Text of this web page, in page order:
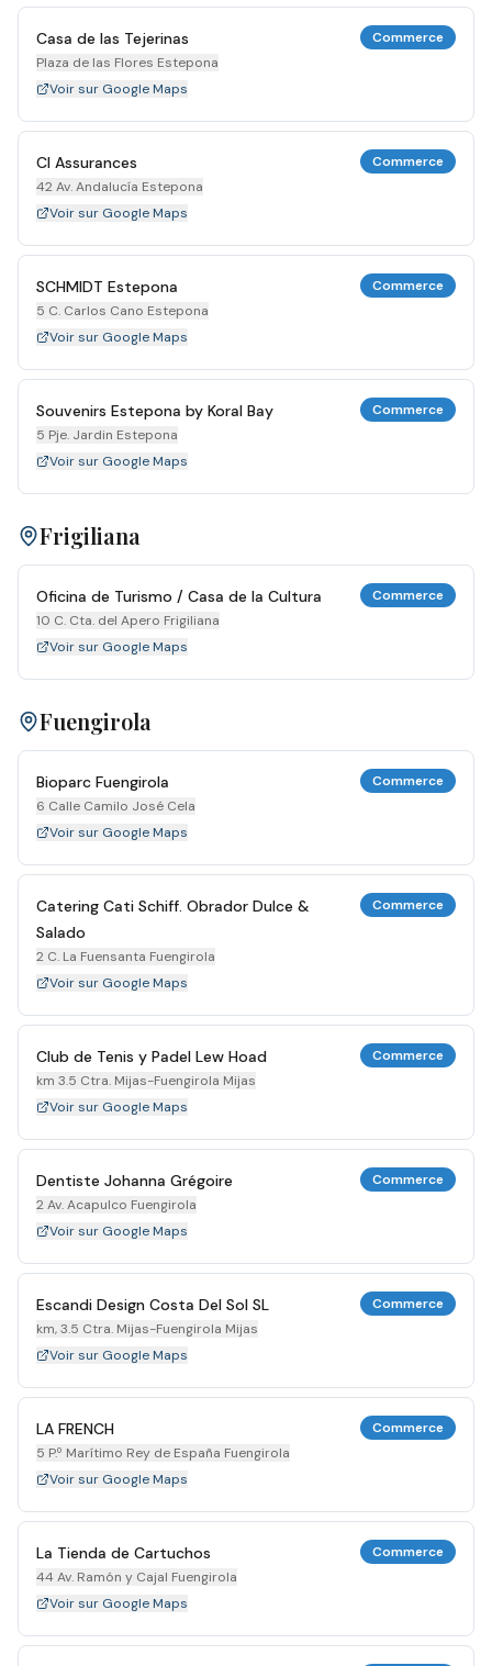
Casa de las Tejerinas
Plaza de las Flores Estepona
Commerce
Voir sur Google Maps
Cl Assurances
42 Av. Andalucía Estepona
Commerce
Voir sur Google Maps
SCHMIDT Estepona
5 C. Carlos Cano Estepona
Commerce
Voir sur Google Maps
Souvenirs Estepona by Koral Bay
5 Pje. Jardin Estepona
Commerce
Voir sur Google Maps
Frigiliana
Oficina de Turismo / Casa de la Cultura
10 C. Cta. del Apero Frigiliana
Commerce
Voir sur Google Maps
Fuengirola
Bioparc Fuengirola
6 Calle Camilo José Cela
Commerce
Voir sur Google Maps
Catering Cati Schiff. Obrador Dulce &
Salado
2 C. La Fuensanta Fuengirola
Commerce
Voir sur Google Maps
Club de Tenis y Padel Lew Hoad
km 3.5 Ctra. Mijas-Fuengirola Mijas
Commerce
Voir sur Google Maps
Dentiste Johanna Grégoire
2 Av. Acapulco Fuengirola
Commerce
Voir sur Google Maps
Escandi Design Costa Del Sol SL
km, 3.5 Ctra. Mijas-Fuengirola Mijas
Commerce
Voir sur Google Maps
LA FRENCH
5 P.º Marítimo Rey de España Fuengirola
Commerce
Voir sur Google Maps
La Tienda de Cartuchos
44 Av. Ramón y Cajal Fuengirola
Commerce
Voir sur Google Maps